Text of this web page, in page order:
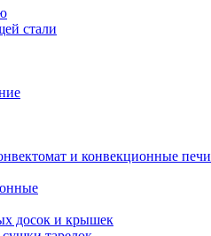
стали
и конвекционные печи
досок и крышек